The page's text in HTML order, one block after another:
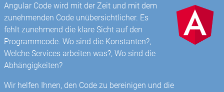
Angular Code wird mit der Zeit und mit dem
zunehmenden Code unübersichtlicher. Es
fehlt zunehmend die klare Sicht auf den
Programmcode. Wo sind die Konstanten?,
Welche Services arbeiten was?, Wo sind die
Abhängigkeiten?
Wir helfen Ihnen, den Code zu bereinigen und die